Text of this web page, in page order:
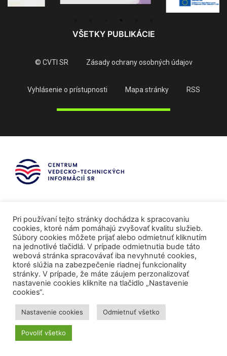
VŠETKY PUBLIKÁCIE
© CVTI SR Zásady ochrany osobných údajov
Vyhlásenie o prístupnosti Mapa stránky RSS
Mediálni partneri
Pri používaní tejto stránky dochádza k spracovaniu
cookies, ktoré nám pomáhajú zvyšovať kvalitu služieb.
Súbory cookies môžete prijať alebo odmietnuť kliknutím
na jednotlivé tlačidlá. V prípade odmietnutia bude táto
webová stránka spracovávať iba nevyhnuté cookies,
ktoré slúžia na zabezpečenie riadnej funkcionality
stránky. V prípade, že máte záujem perzonalizovať
nastavenie cookies kliknite na tlačidlo „Nastavenie
cookies“.
Nastavenie cookies Odmietnuť všetko
Povoliť všetko